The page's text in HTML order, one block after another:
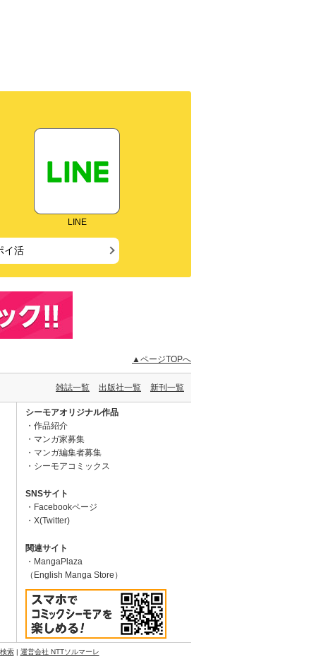
LINE
イ活
▲ページTOPへ
雑誌一覧 出版社一覧 新刊一覧
シーモアオリジナル作品
作品紹介
マンガ家募集
マンガ編集者募集
シーモアコミックス
SNSサイト
Facebookページ
X(Twitter)
関連サイト
MangaPlaza
（English Manga Store）
索| 運営会社 NTTソルマーレ